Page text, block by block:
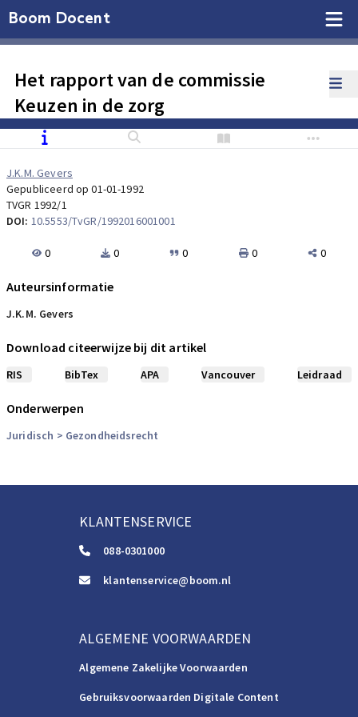
Boom Docent
Het rapport van de commissie
Keuzen in de zorg
J.K.M. Gevers
Gepubliceerd op 01-01-1992
TVGR 1992/1
DOI: 10.5553/TvGR/1992016001001
0 0 0 0 0
Auteursinformatie
J.K.M. Gevers
Download citeerwijze bij dit artikel
RIS BibTex APA Vancouver Leidraad
Onderwerpen
Juridisch > Gezondheidsrecht
KLANTENSERVICE
088-0301000
klantenservice@boom.nl
ALGEMENE VOORWAARDEN
Algemene Zakelijke Voorwaarden
Gebruiksvoorwaarden Digitale Content